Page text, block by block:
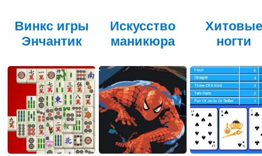
Винкс игры
Энчантик
Искусство
маникюра
Хитовые
ногти